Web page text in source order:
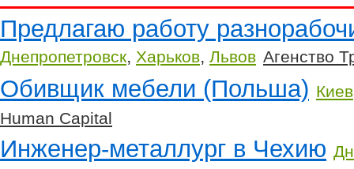
Предлагаю работу
Днепропетровск, Харьков, Львов Агенство
Обивщик мебели (Польша) Киев
Human Capital
Инженер-металлург в Чехию